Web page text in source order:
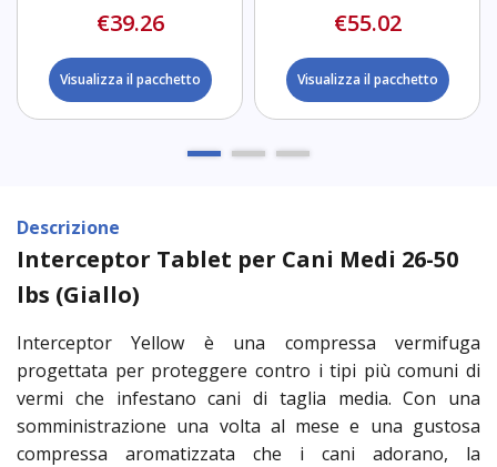
€39.26
Visualizza il pacchetto
€55.02
Visualizza il pacchetto
Descrizione
Interceptor Tablet per Cani Medi 26-50
lbs (Giallo)
Interceptor Yellow è una compressa vermifuga
progettata per proteggere contro i tipi più comuni di
vermi che infestano cani di taglia media. Con una
somministrazione una volta al mese e una gustosa
compressa aromatizzata che i cani adorano, la